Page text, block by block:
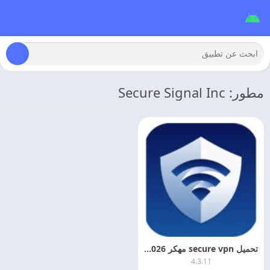
مطور: Secure Signal Inc
تحميل secure vpn مهكر 2026 APK + Mod
4.3.11